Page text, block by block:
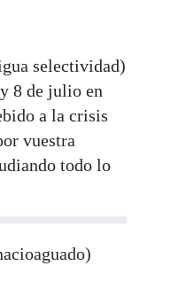
selectividad)
8 de julio en
a la crisis
vuestra
todo lo